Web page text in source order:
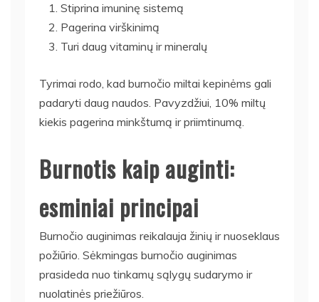
Stiprina imuninę sistemą
Pagerina virškinimą
Turi daug vitaminų ir mineralų
Tyrimai rodo, kad burnočio miltai kepinėms gali
padaryti daug naudos. Pavyzdžiui, 10% miltų
kiekis pagerina minkštumą ir priimtinumą.
Burnotis kaip auginti:
esminiai principai
Burnočio auginimas reikalauja žinių ir nuoseklaus
požiūrio. Sėkmingas burnočio auginimas
prasideda nuo tinkamų sąlygų sudarymo ir
nuolatinės priežiūros.